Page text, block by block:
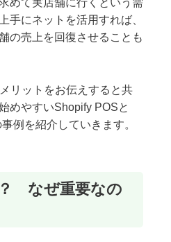
めて実店舗に行くという需
手にネットを活用すれば、
の売上を回復させることも
リットをお伝えすると共
めやすいShopify POSと
例を紹介していきます。
なぜ重要なの